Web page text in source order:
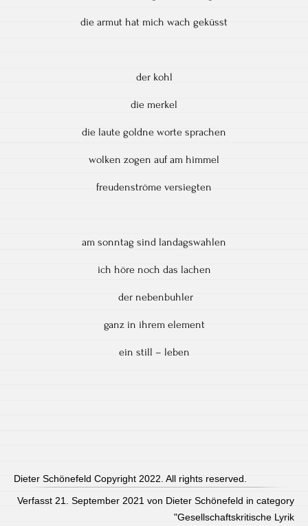
die armut hat mich wach geküsst
der kohl
die merkel
die laute goldne worte sprachen
wolken zogen auf am himmel
freudenströme versiegten
am sonntag sind landagswahlen
ich höre noch das lachen
der nebenbuhler
ganz in ihrem element
ein still – leben
Dieter Schönefeld Copyright 2022. All rights reserved.
Verfasst 21. September 2021 von Dieter Schönefeld in category
"Gesellschaftskritische Lyrik